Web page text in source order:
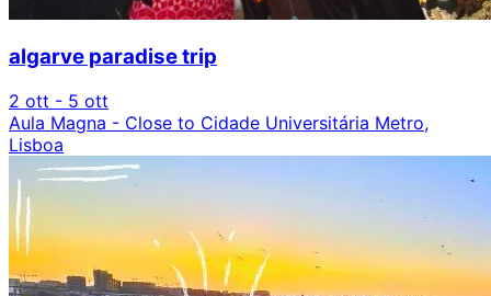
algarve paradise trip
2 ott - 5 ott
Aula Magna - Close to Cidade Universitária Metro,
Lisboa